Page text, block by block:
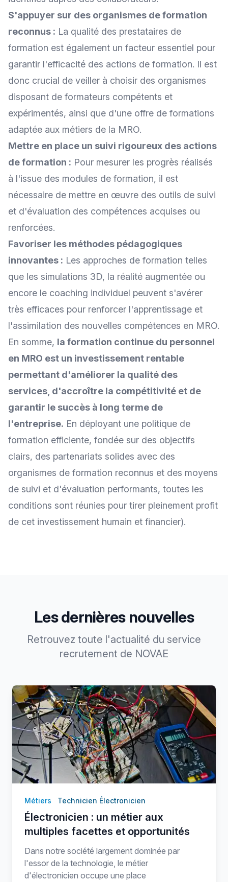
S'appuyer sur des organismes de formation
reconnus : La qualité des prestataires de
formation est également un facteur essentiel pour
garantir l'efficacité des actions de formation. Il est
donc crucial de veiller à choisir des organismes
disposant de formateurs compétents et
expérimentés, ainsi que d'une offre de formations
adaptée aux métiers de la MRO.
Mettre en place un suivi rigoureux des actions
de formation : Pour mesurer les progrès réalisés
à l'issue des modules de formation, il est
nécessaire de mettre en œuvre des outils de suivi
et d'évaluation des compétences acquises ou
renforcées.
Favoriser les méthodes pédagogiques
innovantes : Les approches de formation telles
que les simulations 3D, la réalité augmentée ou
encore le coaching individuel peuvent s'avérer
très efficaces pour renforcer l'apprentissage et
l'assimilation des nouvelles compétences en MRO.
En somme, la formation continue du personnel
en MRO est un investissement rentable
permettant d'améliorer la qualité des
services , d'accroître la compétitivité et de
garantir le succès à long terme de
l'entreprise. En déployant une politique de
formation efficiente, fondée sur des objectifs
clairs, des partenariats solides avec des
organismes de formation reconnus et des moyens
de suivi et d'évaluation performants, toutes les
conditions sont réunies pour tirer pleinement profit
de cet investissement humain et financier).
Les dernières nouvelles
Retrouvez toute l'actualité du service
recrutement de NOVAE
Métiers Technicien Électronicien
Électronicien : un métier aux
multiples facettes et opportunités
Dans notre société largement dominée par
l'essor de la technologie, le métier
d'électronicien occupe une place